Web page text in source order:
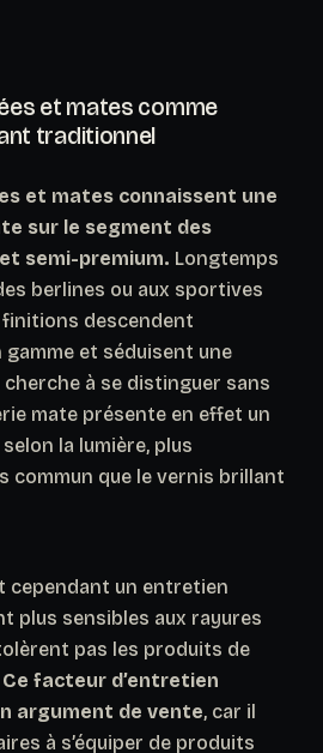
et mates comme
traditionnel
et mates connaissent une
sur le segment des
semi-premium. Longtemps
berlines ou aux sportives
finitions descendent
et séduisent une
à se distinguer sans
mate présente en effet un
la lumière, plus
commun que le vernis brillant
cependant un entretien
plus sensibles aux rayures
pas les produits de
Ce facteur d’entretien
argument de vente, car il
à s’équiper de produits